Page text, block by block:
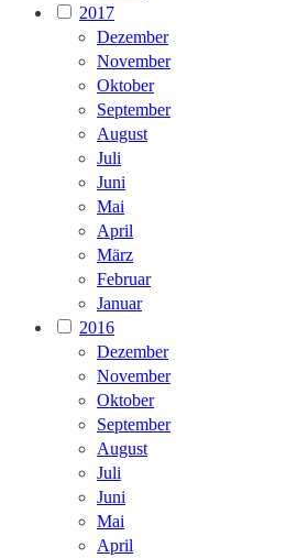
2017
Dezember
November
Oktober
September
August
Juli
Juni
Mai
April
März
Februar
Januar
2016
Dezember
November
Oktober
September
August
Juli
Juni
Mai
April